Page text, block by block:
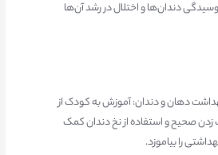
دندان‌ها و اختلال در رشد آن‌ها
دهان و دندان: آموزش به کودک از
صحیح و استفاده از نخ دندان کمک
را بیاموزد.